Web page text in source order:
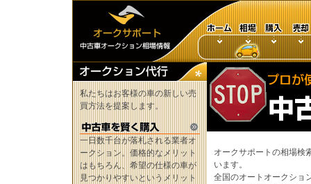
私たちはお客様の車の新しい売
買方法を提案します。
一日数千台が落札される業者オ
ークション。価格的なメリット
はもちろん、希望の仕様の車が
見つかりやすいというメリット
オークサポートの相場検
います。
全国のオートオークショ